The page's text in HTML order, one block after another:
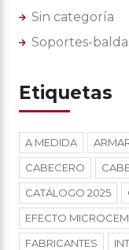
Sin categoría
Soportes-
Etiquetas
A MEDIDA
CABECERO
CATÁLOGO 2025
EFECTO
FABRICANTES